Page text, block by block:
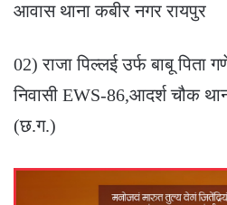
आवास थाना कबीर नगर रायपुर
02) राजा पिल्लई उर्फ बाबू पिता
निवासी EWS-86,आदर्श चौक
(छ.ग.)